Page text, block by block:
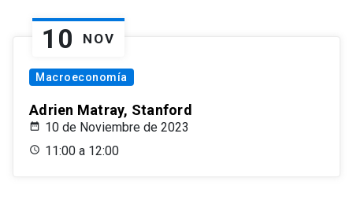
10 NOV
Macroeconomía
Adrien Matray, Stanford
10 de Noviembre de 2023
11:00 a 12:00